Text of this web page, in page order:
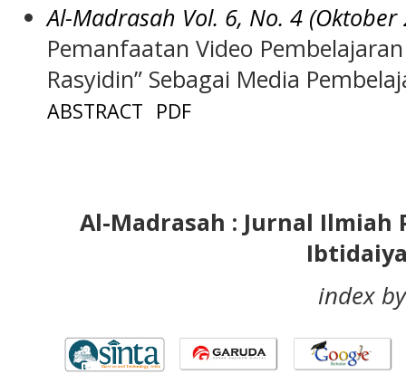
Al-Madrasah Vol. 6, No. 4 (Oktober
Pemanfaatan Video
Rasyidin” Sebagai Media
ABSTRACT PDF
Al-Madrasah : Jurnal Ilmiah
index